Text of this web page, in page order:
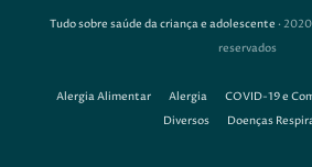
Tudo sobre saúde da criança e adolescente ·
reservados
Alergia Alimentar Alergia
COVID-19 e
Diversos
Doenças